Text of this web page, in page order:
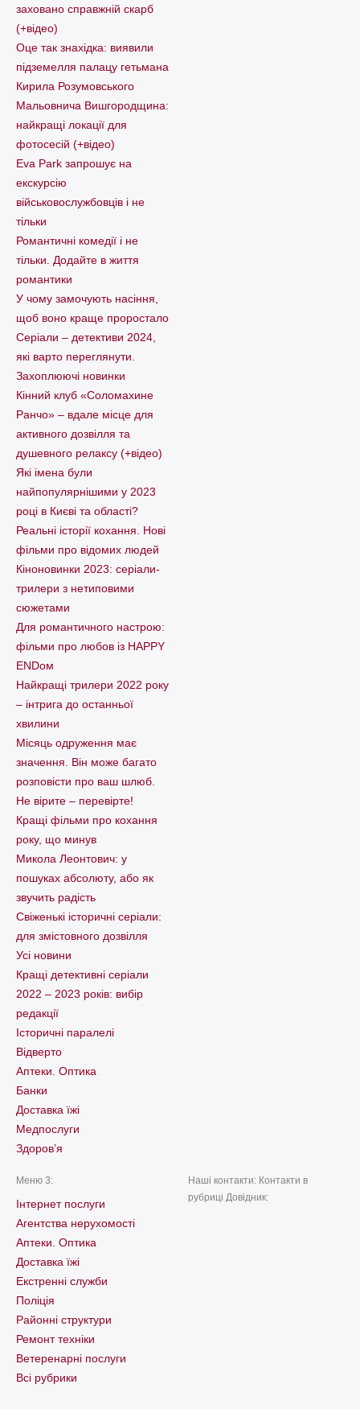
заховано справжній скарб
(+відео)
Оце так знахідка: виявили
підземелля палацу гетьмана
Кирила Розумовського
Мальовнича Вишгородщина:
найкращі локації для
фотосесій (+відео)
Eva Park запрошує на
екскурсію
військовослужбовців і не
тільки
Романтичні комедії і не
тільки. Додайте в життя
романтики
У чому замочують насіння,
щоб воно краще проростало
Серіали – детективи 2024,
які варто пеpеглянути.
Захоплюючі новинки
Кінний клуб «Соломахине
Ранчо» – вдале місце для
активного дозвілля та
душевного релаксу (+відео)
Які імена були
найпопулярнішими у 2023
році в Києві та області?
Реальні історії кохання. Нові
фільми про відомих людей
Кіноновинки 2023: серіали-
трилери з нетиповими
сюжетами
Для романтичного настрою:
фільми про любов із HAPPY
ENDом
Найкращі трилери 2022 року
– інтрига до останньої
хвилини
Місяць одруження має
значення. Він може багато
розповісти про ваш шлюб.
Не вірите – перевірте!
Кращі фільми про кохання
року, що минув
Микола Леонтович: у
пошуках абсолюту, або як
звучить радість
Свіженькі історичні серіали:
для змістовного дозвілля
Усі новини
Кращі детективні серіали
2022 – 2023 років: вибір
редакції
Історичні паралелі
Відверто
Аптеки. Оптика
Банки
Доставка їжі
Медпослуги
Здоров’я
Меню 3:
Інтернет послуги
Агентства нерухомості
Аптеки. Оптика
Доставка їжі
Екстренні служби
Поліція
Районні структури
Ремонт техніки
Ветеренарні послуги
Всі рубрики
Наші контакти: Контакти в
рубриці Довідник: